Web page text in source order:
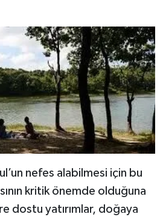
nefes alabilmesi için bu
kritik önemde olduğuna
dostu yatırımlar, doğaya